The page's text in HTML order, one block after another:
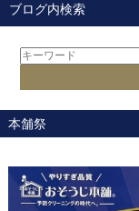
ブログ内検索
本舗祭